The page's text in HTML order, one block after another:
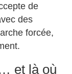
de
des
forcée,
et là où